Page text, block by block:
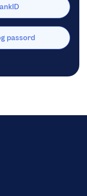
passord